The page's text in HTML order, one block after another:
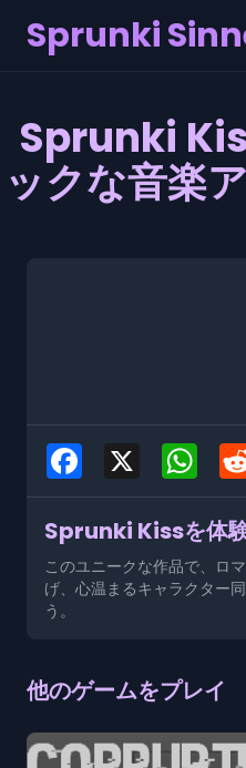
Sprunki
Sprunki
ックな音楽
Facebook
Sprunki Kissを体
このユニークな作品で、ロ
げ、心温まるキャラクター
う。
他のゲームをプレイ